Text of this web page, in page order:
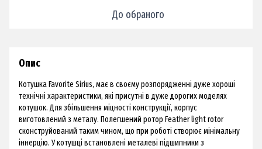
До обраного
Опис
Котушка Favorite Sirius, має в своєму розпорядженні дуже хороші
технічні характеристики, які присутні в дуже дорогих моделях
котушок. Для збільшення міцності конструкції, корпус
виготовлений з металу. Полегшений ротор Feather light rotor
сконструйований таким чином, що при роботі створює мінімальну
іннерцію. У котушці встановлені металеві підшипники з